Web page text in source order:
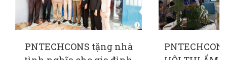
PNTECHCONS tặng nhà